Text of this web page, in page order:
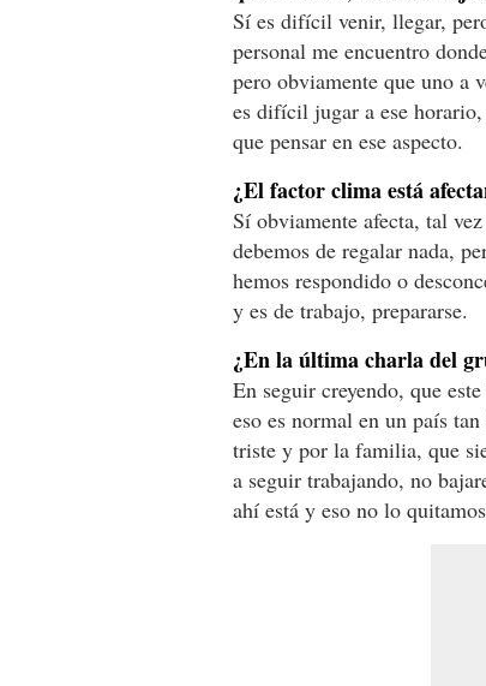
Sí es difícil venir, llegar,
personal me encuentro
pero obviamente que uno a
es difícil jugar a ese horario,
que pensar en ese aspecto.
¿El factor clima está
Sí obviamente afecta, tal
debemos de regalar nada,
hemos respondido o
y es de trabajo, prepararse.
¿En la última charla del
En seguir creyendo, que
eso es normal en un país
triste y por la familia, que
a seguir trabajando, no
ahí está y eso no lo